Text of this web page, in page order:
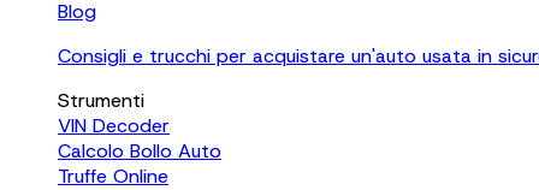
Blog
Consigli e trucchi per acquistare un'auto usata in
Strumenti
VIN Decoder
Calcolo Bollo Auto
Truffe Online